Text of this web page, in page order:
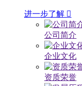
进一步了解 
公司简介
企业文化
资质荣誉